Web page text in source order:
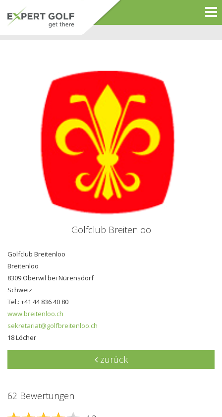
Golfclub Breitenloo
Golfclub Breitenloo
Breitenloo
8309 Oberwil bei Nürensdorf
Schweiz
Tel.: +41 44 836 40 80
www.breitenloo.ch
sekretariat@golfbreitenloo.ch
18 Löcher
zurück
62 Bewertungen